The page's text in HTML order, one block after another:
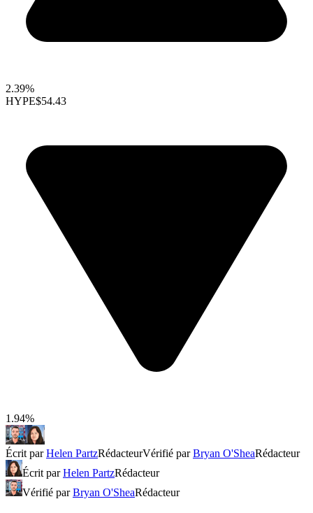
2.39%
HYPE$54.43
1.94%
Écrit parHelen PartzRédacteurVérifié parBryan O'SheaRédacteur
Écrit parHelen PartzRédacteur
Vérifié parBryan O'SheaRédacteur